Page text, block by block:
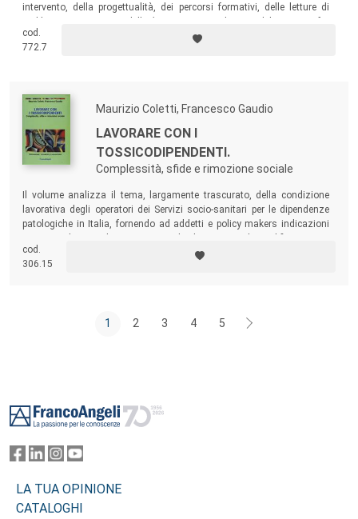
intervento, della progettualità, dei percorsi formativi, delle letture di
intervento e processi di sviluppo di comunità.
cod.
772.7
Maurizio Coletti, Francesco Gaudio
LAVORARE CON I
TOSSICODIPENDENTI.
Complessità, sfide e rimozione sociale
Il volume analizza il tema, largamente trascurato, della condizione
lavorativa degli operatori dei Servizi socio-sanitari per le dipendenze
patologiche in Italia, fornendo ad addetti e policy makers indicazioni
sviluppo del settore.
cod.
306.15
1 2 3 4 5
LA TUA OPINIONE
CATALOGHI